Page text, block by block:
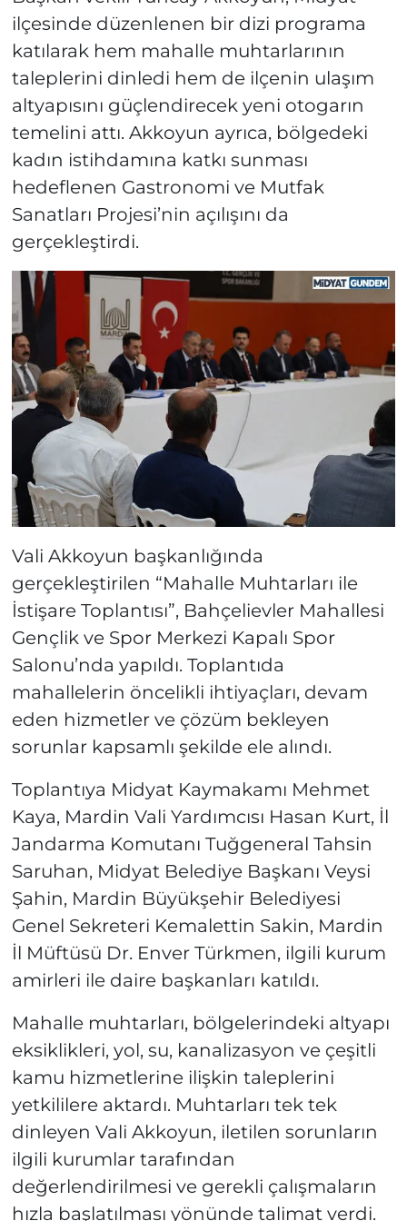
ilçesinde düzenlenen bir dizi programa
katılarak hem mahalle muhtarlarının
taleplerini dinledi hem de ilçenin ulaşım
altyapısını güçlendirecek yeni otogarın
temelini attı. Akkoyun ayrıca, bölgedeki
kadın istihdamına katkı sunması
hedeflenen Gastronomi ve Mutfak
Sanatları Projesi’nin açılışını da
gerçekleştirdi.
Vali Akkoyun başkanlığında
gerçekleştirilen “Mahalle Muhtarları ile
İstişare Toplantısı”, Bahçelievler Mahallesi
Gençlik ve Spor Merkezi Kapalı Spor
Salonu’nda yapıldı. Toplantıda
mahallelerin öncelikli ihtiyaçları, devam
eden hizmetler ve çözüm bekleyen
sorunlar kapsamlı şekilde ele alındı.
Toplantıya Midyat Kaymakamı Mehmet
Kaya, Mardin Vali Yardımcısı Hasan Kurt, İl
Jandarma Komutanı Tuğgeneral Tahsin
Saruhan, Midyat Belediye Başkanı Veysi
Şahin, Mardin Büyükşehir Belediyesi
Genel Sekreteri Kemalettin Sakin, Mardin
İl Müftüsü Dr. Enver Türkmen, ilgili kurum
amirleri ile daire başkanları katıldı.
Mahalle muhtarları, bölgelerindeki altyapı
eksiklikleri, yol, su, kanalizasyon ve çeşitli
kamu hizmetlerine ilişkin taleplerini
yetkililere aktardı. Muhtarları tek tek
dinleyen Vali Akkoyun, iletilen sorunların
ilgili kurumlar tarafından
değerlendirilmesi ve gerekli çalışmaların
hızla başlatılması yönünde talimat verdi.